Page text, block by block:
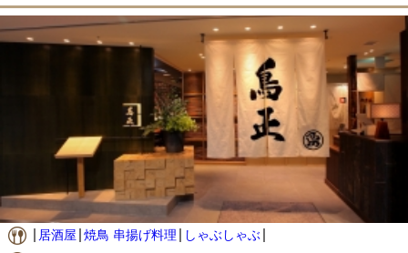
居酒屋 焼鳥 串揚げ料理
しゃぶしゃぶ